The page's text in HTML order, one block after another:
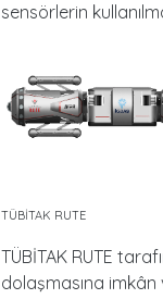
sensörlerin
TÜBİTAK RUTE
TÜBİTAK RUTE
dolaşmasına